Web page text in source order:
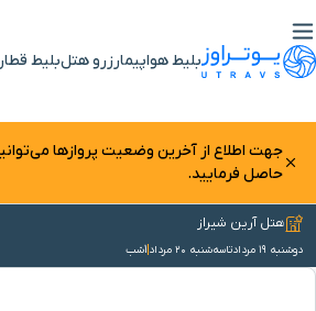
بلیط هواپیمارزرو هتلبلیط قطار
حاصل فرمایید.
هتل آرین شیراز
دوشنبه ۱۹ مرداد تاسه‌شنبه ۲۰ مرداد 1شب